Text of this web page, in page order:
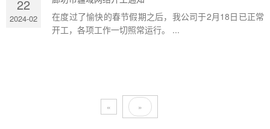
22
2024-02
在度过了愉快的春节假期之后，我公司于2月18日已正常
开工，各项工作一切照常运行。 ...
« »